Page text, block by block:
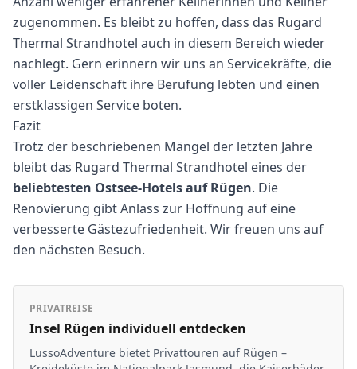
zugenommen. Es bleibt zu hoffen, dass das Rugard
Thermal Strandhotel auch in diesem Bereich wieder
nachlegt. Gern erinnern wir uns an Servicekräfte, die
voller Leidenschaft ihre Berufung lebten und einen
erstklassigen Service boten.
Fazit
Trotz der beschriebenen Mängel der letzten Jahre
bleibt das Rugard Thermal Strandhotel eines der
beliebtesten Ostsee-Hotels auf Rügen. Die
Renovierung gibt Anlass zur Hoffnung auf eine
verbesserte Gästezufriedenheit. Wir freuen uns auf
den nächsten Besuch.
PRIVATREISE
Insel Rügen individuell entdecken
LussoAdventure bietet Privattouren auf Rügen –